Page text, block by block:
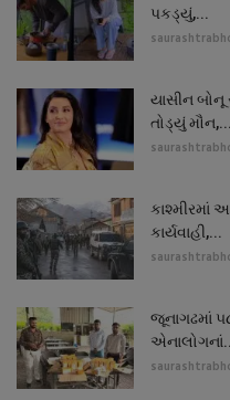
પકડ્યું,...
યાસીન
તોડ્યું મૌન,...
કાશ્મીરમાં
કાર્યવાહી,...
જૂનાગઢમાં